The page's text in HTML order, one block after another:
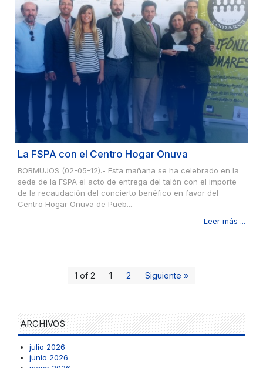
La FSPA con el Centro Hogar Onuva
BORMUJOS (02-05-12).- Esta mañana se ha celebrado en la
sede de la FSPA el acto de entrega del talón con el importe
de la recaudación del concierto benéfico en favor del
Centro Hogar Onuva de Pueb...
Leer más ...
1 of 2 1 2 Siguiente »
ARCHIVOS
julio 2026
junio 2026